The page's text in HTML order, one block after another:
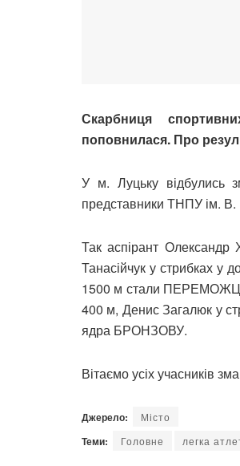
Скарбниця
поповнилася. Про
У м. Луцьку відбулись
представники ТНПУ ім. В.
Так аспірант Олександр
Танасійчук у стрибках у
1500 м стали
400 м, Денис Загалюк у
ядра БРОНЗОВУ.
Вітаємо усіх учасників
Джерело: Місто
Теми: Головне легка